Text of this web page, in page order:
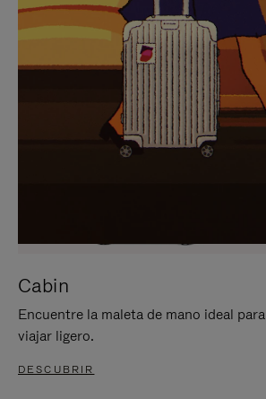
ACTIVARLO.
Cabin
Encuentre la maleta de mano ideal para
viajar ligero.
DESCUBRIR